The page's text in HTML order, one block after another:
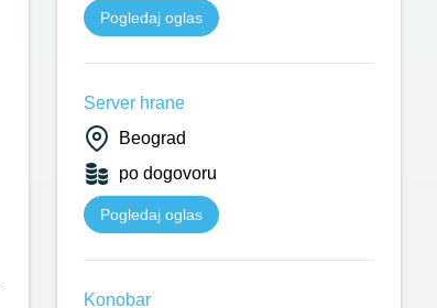
Pogledaj oglas
Server hrane
Beograd
po dogovoru
Pogledaj oglas
Konobar